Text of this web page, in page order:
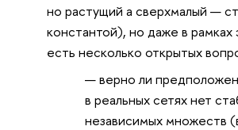
но растущий а сверхмалый —
константой), но даже в
есть несколько открытых
верно ли
в реальных сетях нет
независимых множеств